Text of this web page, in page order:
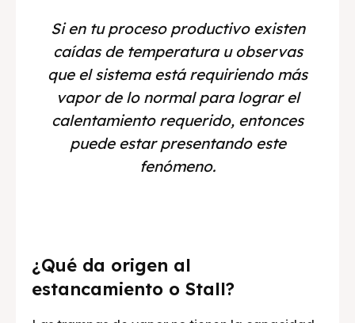
Si en tu proceso productivo existen
caídas de temperatura u observas
que el sistema está requiriendo más
vapor de lo normal para lograr el
calentamiento requerido, entonces
puede estar presentando este
fenómeno.
¿Qué da origen al
estancamiento o Stall?